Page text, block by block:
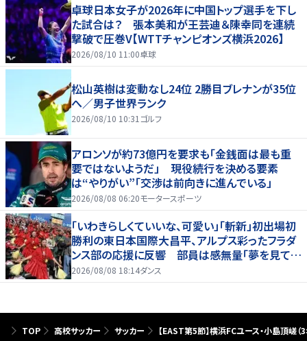
卓球日本女子が2026年に中国トップ選手を下し
た試合は？ 張本美和が王芸迪＆陳幸同を連続
撃破で圧巻V【WTTチャンピオンズ横浜2026】
2026/08/10 11:00卓球
松山英樹は変動なし24位 2勝目ブレナンが35位
へ／男子世界ランク
2026/08/10 10:31 ゴルフ
アロンソが約73億円を要求も「金銭面は最も重
要ではないようだ」 現役続行を決める要素
は“やりがい”「交渉は前向きに進んでいる」
2026/08/08 06:20モータースポーツ
「いわきらしくていいな、可愛い」「斬新」初出場初
勝利の東日本国際大昌平、アルプス彩ったフラダ
ンス部の応援に反響 部員は感無量「夢を見てい
るよう」
2026/08/08 18:14ダンス
TOP 高校サッカー サッカー 【EAST第5節】横浜FCユース・小島頂嵯